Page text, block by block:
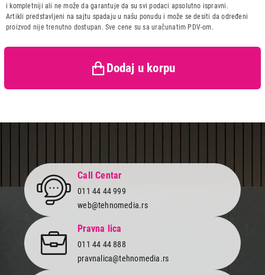
Uvoznik:
BEKO BALKANS DOO
Zemlja porekla:
Rumunija
kupaca po osnovu zakona o
i kompletniji ali ne može da garantuje da su svi podaci apsolutno ispravni.
Artikli predstavljeni na sajtu spadaju u našu ponudu i može se desiti da određeni
proizvod nije trenutno dostupan. Sve cene su sa uračunatim PDV-om.
Dodaj u korpu
Call Centar
011 44 44 999
web@tehnomedia.rs
Pravna lica
011 44 44 888
pravnalica@tehnomedia.rs